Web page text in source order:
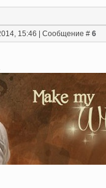
15:46 | Сообщение # 6